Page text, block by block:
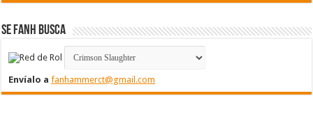
Se FanH Busca
Envíalo afanhammerct@gmail.com